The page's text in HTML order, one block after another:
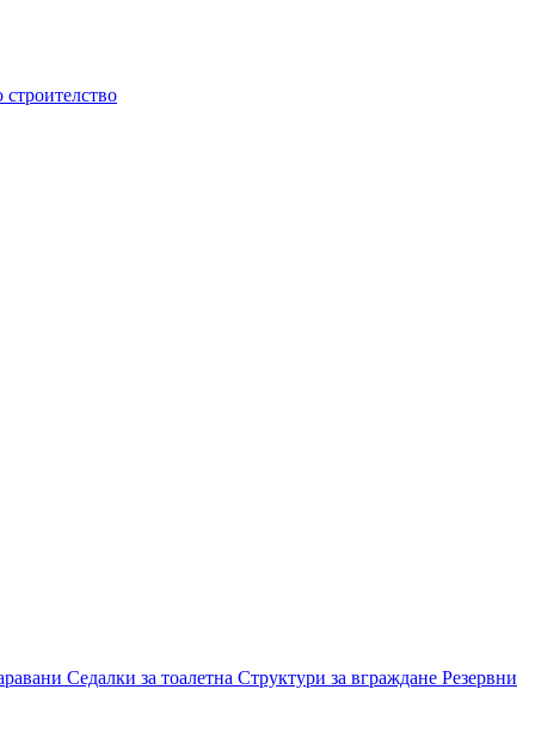
строителство
Седалки за тоалетна Структури за вграждане Резервни